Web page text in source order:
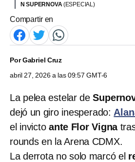
N SUPERNOVA(ESPECIAL)
Compartir en
PorGabriel Cruz
abril 27, 2026 a las 09:57 GMT-6
La pelea estelar de
dejó un giro inesperado:
el invicto ante Flor Vigna
rounds en la Arena CDMX.
La derrota no solo marcó el